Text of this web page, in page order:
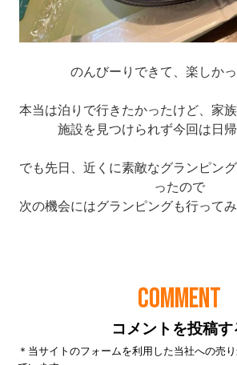
COMMENT
コメントを投稿す
＊当サイトのフォームを利用した当社への売